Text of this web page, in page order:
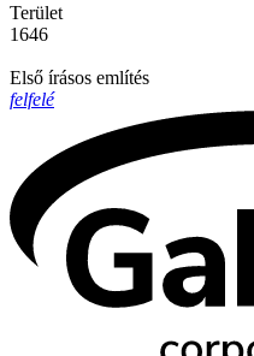
Terület
1646
Első írásos említés
felfelé